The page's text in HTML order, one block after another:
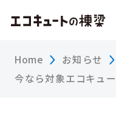
Home
お知らせ
今なら対象エコキュ